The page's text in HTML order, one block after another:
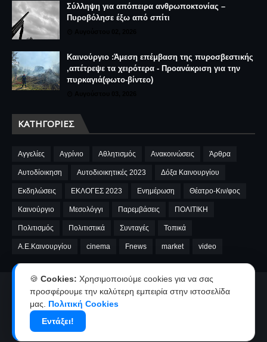
Σύλληψη για απόπειρα ανθρωποκτονίας –
Πυροβόλησε έξω από σπίτι
Καινούργιο :Άμεση επέμβαση της πυροσβεστικής
,απέτρεψε τα χειρότερα - Προανάκριση για την
πυρκαγιά(φωτο-βίντεο)
ΚΑΤΗΓΟΡΊΕΣ
Αγγελίες Αγρίνιο Αθλητισμός Ανακοινώσεις Άρθρα
Αυτοδίοικηση Αυτοδιοικητικές 2023 Δόξα Καινουργίου
Εκδηλώσεις ΕΚΛΟΓΕΣ 2023 Ενημέρωση Θέατρο-Κιν/φος
Καινούργιο Μεσολόγγι Παρεμβάσεις ΠΟΛΙΤΙΚΗ
Πολιτισμός Πολιτιστικά Συνταγές Τοπικά
A.E.Καινουργίου cinema Fnews market video
Αρχική Ταυτότητα
Όροι χρήσης-Πολιτική απορρήτου
Επικοινωνία-Διαφήμιση
Copyright ©2026 kainourgiopress-Νέα από το Καινούργιο,το Αγρίνιο
🍪 Cookies: Χρησιμοποιούμε cookies για να σας
προσφέρουμε την καλύτερη εμπειρία στην ιστοσελίδα
μας. Πολιτική Cookies
Εντάξει!